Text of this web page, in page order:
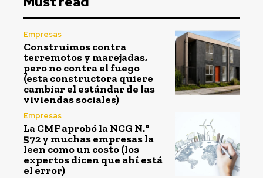
Empresas
Construimos contra
terremotos y marejadas,
pero no contra el fuego
(esta constructora quiere
cambiar el estándar de las
viviendas sociales)
Empresas
La CMF aprobó la NCG N.°
572 y muchas empresas la
leen como un costo (los
expertos dicen que ahí está
el error)